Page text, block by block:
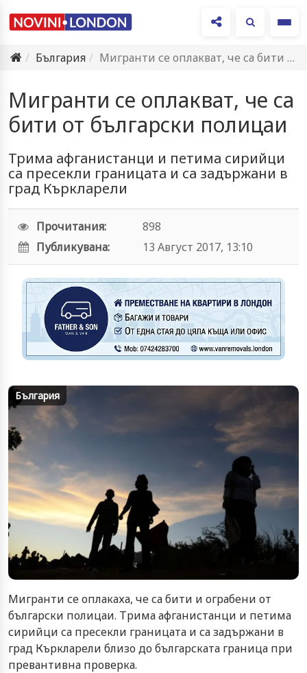
България
Мигранти се оплакват, че са бити от български полицаи
Мигранти се оплакват, че са
бити от български полицаи
Трима афганистанци и петима сирийци
са пресекли границата и са задържани в
град Къркларели
Прочитания:
898
Публикувана:
13 Август 2017, 13:10
България
Мигранти се оплакаха, че са бити и ограбени от
български полицаи. Трима афганистанци и петима
сирийци са пресекли границата и са задържани в
град Къркларели близо до българската граница при
превантивна проверка.